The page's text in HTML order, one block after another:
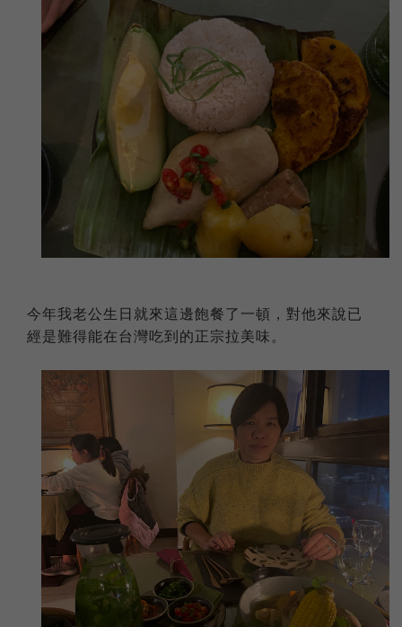
今年我老公生日就來這邊飽餐了一頓，對他來說已
經是難得能在台灣吃到的正宗拉美味。